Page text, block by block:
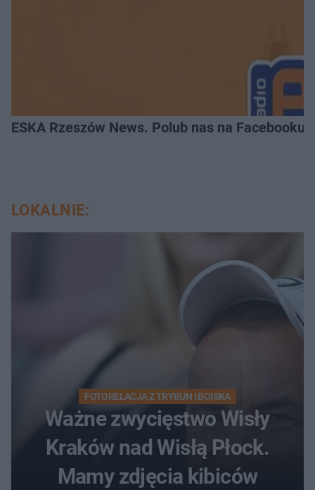
ESKA Rzeszów News. Polub nas na Facebooku!
LOKALNIE:
FOTORELACJA Z TRYBUN I BOISKA
Ważne zwycięstwo Wisły
Kraków nad Wisłą Płock.
Mamy zdjęcia kibiców